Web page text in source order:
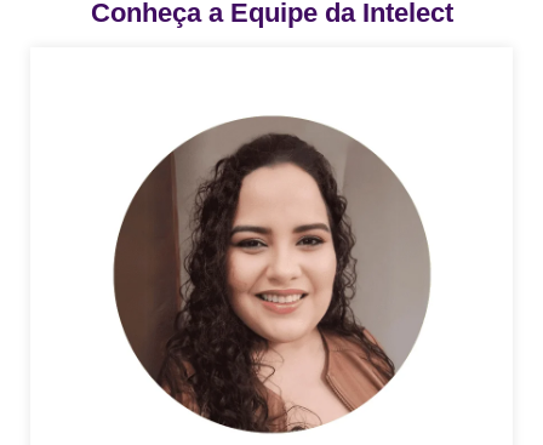
Conheça a Equipe da Intelect